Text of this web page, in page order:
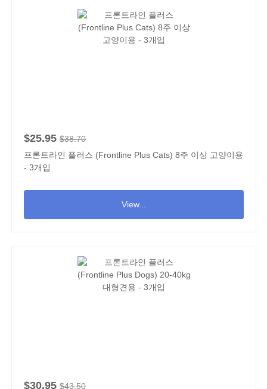
$25.95 $38.70
프론트라인 플러스 (Frontline Plus Cats) 8주 이상 고양이용
- 3개입
View...
$30.95 $43.50